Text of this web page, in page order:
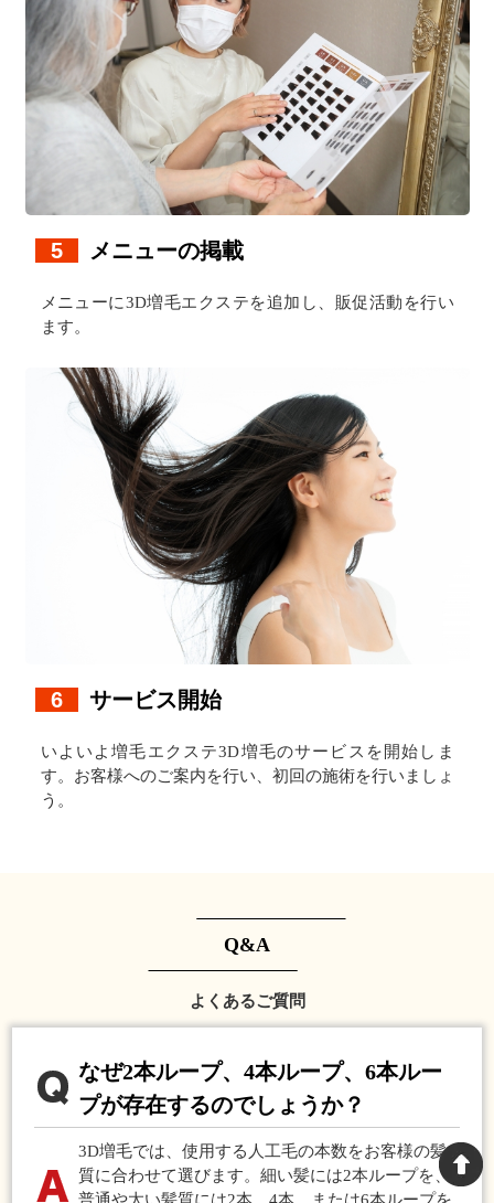
5 メニューの掲載
メニューに3D増毛エクステを追加し、販促活動を行い
ます。
6 サービス開始
いよいよ増毛エクステ3D増毛のサービスを開始しま
す。お客様へのご案内を行い、初回の施術を行いましょ
う。
Q&A
よくあるご質問
なぜ2本ループ、4本ループ、6本ルー
プが存在するのでしょうか？
3D増毛では、使用する人工毛の本数をお客様の髪
質に合わせて選びます。細い髪には2本ループを、
普通や太い髪質には2本、4本、または6本ループを